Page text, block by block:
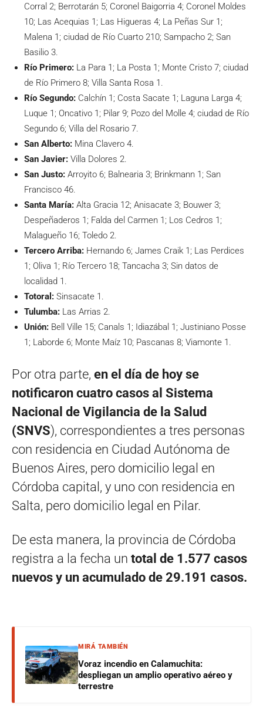
Corral 2; Berrotarán 5; Coronel Baigorria 4; Coronel Moldes
10; Las Acequias 1; Las Higueras 4; La Peñas Sur 1;
Malena 1; ciudad de Río Cuarto 210; Sampacho 2; San
Basilio 3.
Río Primero: La Para 1; La Posta 1; Monte Cristo 7; ciudad
de Río Primero 8; Villa Santa Rosa 1.
Río Segundo: Calchín 1; Costa Sacate 1; Laguna Larga 4;
Luque 1; Oncativo 1; Pilar 9; Pozo del Molle 4; ciudad de Río
Segundo 6; Villa del Rosario 7.
San Alberto: Mina Clavero 4.
San Javier: Villa Dolores 2.
San Justo: Arroyito 6; Balnearia 3; Brinkmann 1; San
Francisco 46.
Santa María: Alta Gracia 12; Anisacate 3; Bouwer 3;
Despeñaderos 1; Falda del Carmen 1; Los Cedros 1;
Malagueño 16; Toledo 2.
Tercero Arriba: Hernando 6; James Craik 1; Las Perdices
1; Oliva 1; Río Tercero 18; Tancacha 3; Sin datos de
localidad 1.
Totoral: Sinsacate 1.
Tulumba: Las Arrias 2.
Unión: Bell Ville 15; Canals 1; Idiazábal 1; Justiniano Posse
1; Laborde 6; Monte Maíz 10; Pascanas 8; Viamonte 1.
Por otra parte, en el día de hoy se
notificaron cuatro casos al Sistema
Nacional de Vigilancia de la Salud
(SNVS), correspondientes a tres personas
con residencia en Ciudad Autónoma de
Buenos Aires, pero domicilio legal en
Córdoba capital, y uno con residencia en
Salta, pero domicilio legal en Pilar.
De esta manera, la provincia de Córdoba
registra a la fecha un total de 1.577 casos
nuevos y un acumulado de 29.191 casos.
MIRÁ TAMBIÉN
Voraz incendio en Calamuchita:
despliegan un amplio operativo aéreo y
terrestre